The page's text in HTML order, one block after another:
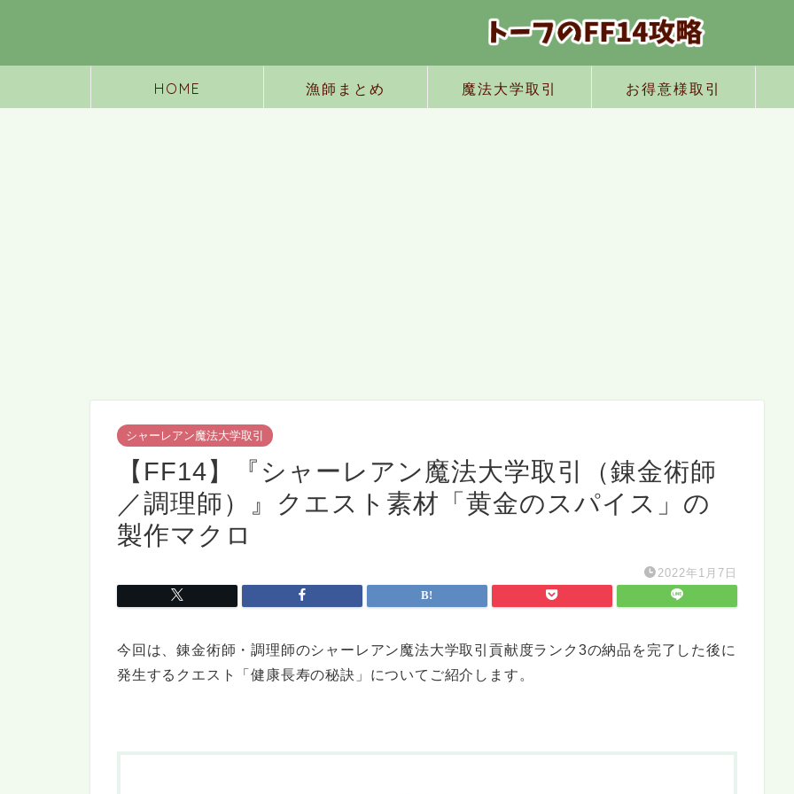
HOME 漁師まとめ 魔法大学取引 お得意様取引
シャーレアン魔法大学取引
【FF14】『シャーレアン魔法大学取引（錬金術師
／調理師）』クエスト素材「黄金のスパイス」の
製作マクロ
2022年1月7日
今回は、錬金術師・調理師のシャーレアン魔法大学取引貢献度ランク3の納品を完了した後に
発生するクエスト「健康長寿の秘訣」についてご紹介します。